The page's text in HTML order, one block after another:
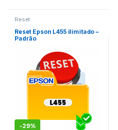
Reset
Reset Epson L455 ilimitado –
Padrão
-29%